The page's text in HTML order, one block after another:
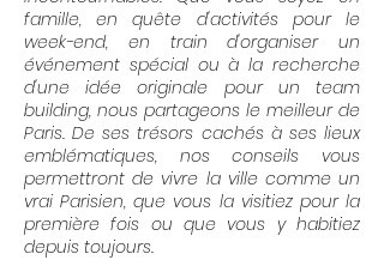
famille, en quête d'activités pour le
week-end, en train d'organiser un
événement spécial ou à la recherche
d'une idée originale pour un team
building, nous partageons le meilleur de
Paris. De ses trésors cachés à ses lieux
emblématiques, nos conseils vous
permettront de vivre la ville comme un
vrai Parisien, que vous la visitiez pour la
première fois ou que vous y habitiez
depuis toujours.